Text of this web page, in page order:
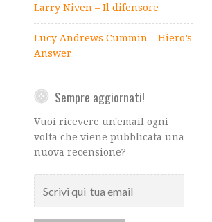
Larry Niven – Il difensore
Lucy Andrews Cummin – Hiero’s
Answer
Sempre aggiornati!
Vuoi ricevere un'email ogni
volta che viene pubblicata una
nuova recensione?
qui
tua